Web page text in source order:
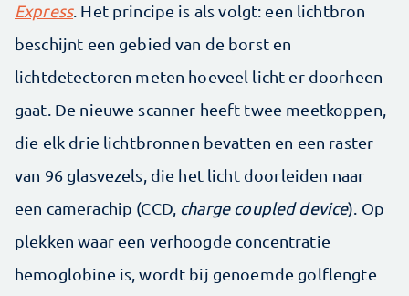
Express. Het principe is als volgt: een lichtbron
beschijnt een gebied van de borst en
lichtdetectoren meten hoeveel licht er doorheen
gaat. De nieuwe scanner heeft twee meetkoppen,
die elk drie lichtbronnen bevatten en een raster
van 96 glasvezels, die het licht doorleiden naar
een camerachip (CCD, charge coupled device). Op
plekken waar een verhoogde concentratie
hemoglobine is, wordt bij genoemde golflengte